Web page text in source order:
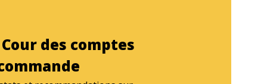
des comptes